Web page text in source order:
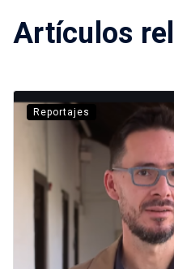
Artículos
Reportajes